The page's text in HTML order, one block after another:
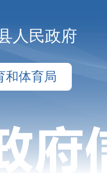
人民政府
和体育局